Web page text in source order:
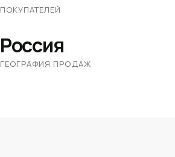
ПОКУПАТЕЛЕЙ
Россия
ГЕОГРАФИЯ ПРОДАЖ